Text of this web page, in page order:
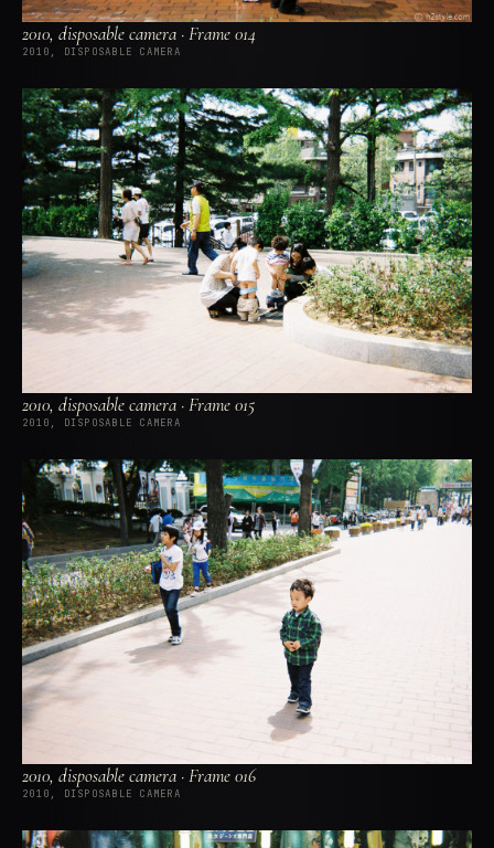
2010, disposable camera · Frame 014
2010, DISPOSABLE CAMERA
2010, disposable camera · Frame 015
2010, DISPOSABLE CAMERA
2010, disposable camera · Frame 016
2010, DISPOSABLE CAMERA